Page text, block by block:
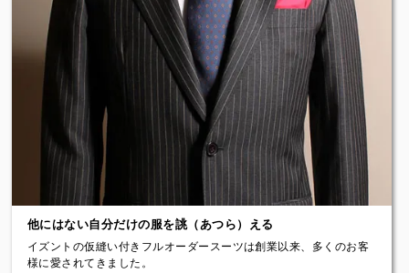
【フルオーダースーツの良いところは体に合っていることだけでは
ありません。】
体型だけでなく、人の好みも同じく千差万別です。私たちは服のデ
ザインやスタイルについてもお客様の好みを伺い、話し合いながら
お客様のご希望に沿った形やディティールについて服を自由に設計
させていただきます。
ラペルの幅や位置、角度、カーブ、ポケットの形や大きさ、角度、
ボタンの位置や数、肩の形、ウエストの絞り具合...などなど
そして仮縫いの際に、これらのイメージを確認でき、ここで修正を
加えて最終的に服を仕上げます。 個性豊かなあなただけのご要望を
叶えることができるのもイズントのフルオーダースーツの特徴で
また途中のプレス工程でフルオーダーの重要な「のぼり襟」や「肩
や袖のいせ込み」については手作業によるアイロンワークを駆使し
て構築的な丸みのある服を製作しています。
イズントはこれらのバランスを重視することで、フルオーダーでは
ありえない価格を実現しています。
もちろんボタンホールの手穴かがり、手ハザシ、ハンドステッチな
どのハンドワークのご要望にもご予算に応じてお応えしています。
【上質な天然の素材を使った本格仕様の服です。】
生地はイタリアやイギリスのファブリックブランドを幅広く取り扱
っています。
ロロ・ピアーナ、カノニコ、ハリソンズなど著名で色気のある生地
を数多くの見本の中から選んでいただけます。
国産生地についても自社ストックのオリジナルファブリックを用意
【付属に関しても天然のものを使い、本物の服作りを行っていま
他にはない自分だけの服を誂（あつら）える
イズントの仮縫い付きフルオーダースーツは創業以来、多くのお客
様に愛されてきました。